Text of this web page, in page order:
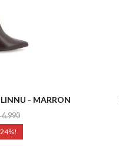
- MARRON
6.990
24